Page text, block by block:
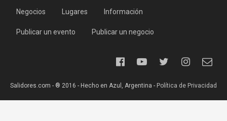
Negocios Lugares Información
Publicar un evento Publicar un negocio
Salidores.com - ® 2016 - Hecho en Azul, Argentina - Política de Privacidad